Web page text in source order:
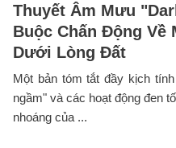
Thuyết Âm Mưu
Buộc Chấn Động Về
Dưới Lòng Đất
Một bản tóm tắt đầy kịch
ngầm" và các hoạt động đen
nhoáng của ...